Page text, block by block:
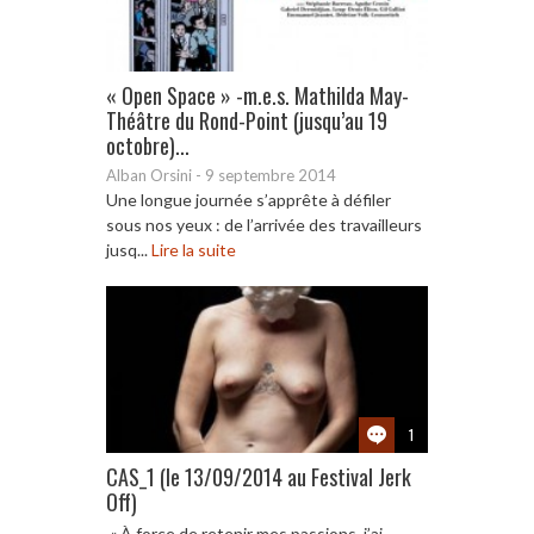
« Open Space » -m.e.s. Mathilda May-
Théâtre du Rond-Point (jusqu’au 19
octobre)...
Alban Orsini - 9 septembre 2014
Une longue journée s’apprête à défiler
sous nos yeux : de l’arrivée des travailleurs
jusq...Lire la suite
1
CAS_1 (le 13/09/2014 au Festival Jerk
Off)